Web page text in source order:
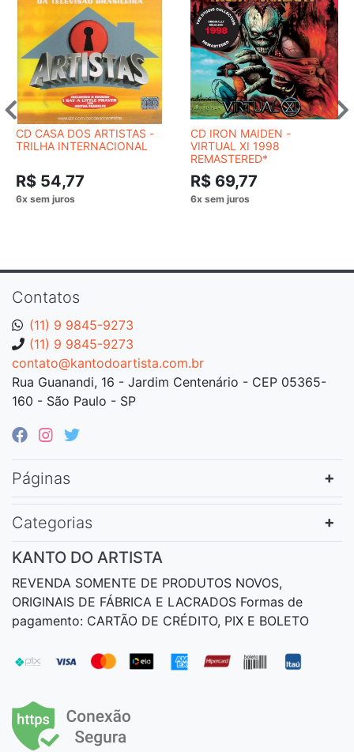
CD CASA DOS ARTISTAS -
TRILHA INTERNACIONAL
R$ 54,77
CD IRON MAIDEN -
VIRTUAL XI 1998
REMASTERED*
R$ 69,77
Contatos
(11) 9 9845-9273
(11) 9 9845-9273
contato@kantodoartista.com.br
Rua Guanandi, 16 - Jardim Centenário - CEP 05365-
160 - São Paulo - SP
Páginas
Categorias
KANTO DO ARTISTA
REVENDA SOMENTE DE PRODUTOS NOVOS,
ORIGINAIS DE FÁBRICA E LACRADOS Formas de
pagamento: CARTÃO DE CRÉDITO, PIX E BOLETO